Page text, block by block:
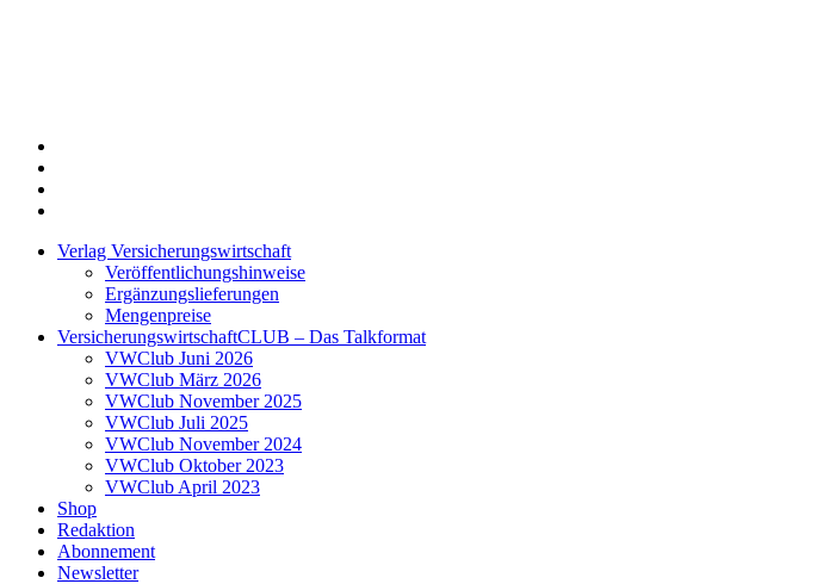
Verlag Versicherungswirtschaft
Veröffentlichungshinweise
Ergänzungslieferungen
Mengenpreise
VersicherungswirtschaftCLUB – Das Talkformat
VWClub Juni 2026
VWClub März 2026
VWClub November 2025
VWClub Juli 2025
VWClub November 2024
VWClub Oktober 2023
VWClub April 2023
Shop
Redaktion
Abonnement
Newsletter